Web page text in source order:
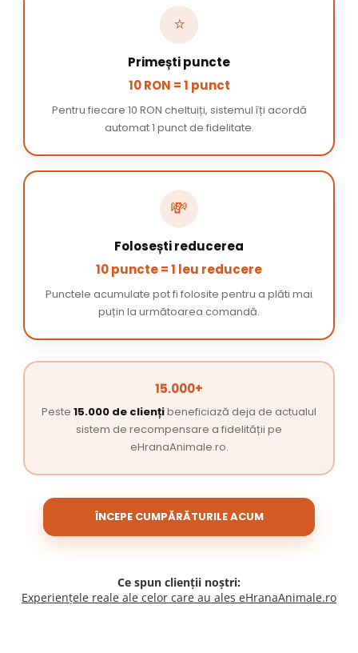
⭐
Primești puncte
10 RON = 1 punct
Pentru fiecare 10 RON cheltuiți, sistemul îți acordă
automat 1 punct de fidelitate.
💸
Folosești reducerea
10 puncte = 1 leu reducere
Punctele acumulate pot fi folosite pentru a plăti mai
puțin la următoarea comandă.
15.000+
Peste 15.000 de cliențibeneficiază deja de actualul
sistem de recompensare a fidelității pe
eHranaAnimale.ro.
ÎNCEPE CUMPĂRĂTURILE ACUM
Ce spun clienții noștri:
Experiențele reale ale celor care au ales eHranaAnimale.ro